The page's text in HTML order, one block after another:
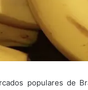
populares de